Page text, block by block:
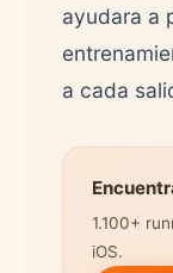
ayudara a
a cada
1.100+
iOS.